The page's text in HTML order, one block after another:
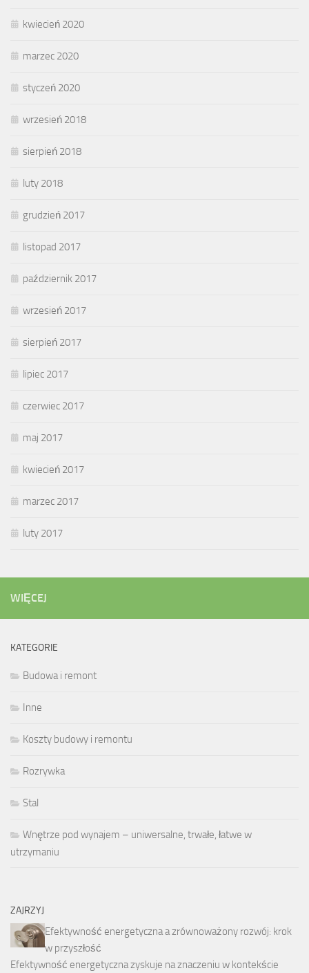
kwiecień 2020
marzec 2020
styczeń 2020
wrzesień 2018
sierpień 2018
luty 2018
grudzień 2017
listopad 2017
październik 2017
wrzesień 2017
sierpień 2017
lipiec 2017
czerwiec 2017
maj 2017
kwiecień 2017
marzec 2017
luty 2017
WIĘCEJ
KATEGORIE
Budowa i remont
Inne
Koszty budowy i remontu
Rozrywka
Stal
Wnętrze pod wynajem – uniwersalne, trwałe, łatwe w
utrzymaniu
ZAJRZYJ
Efektywność energetyczna a zrównoważony rozwój: krok
w przyszłość
Efektywność energetyczna zyskuje na znaczeniu w kontekście